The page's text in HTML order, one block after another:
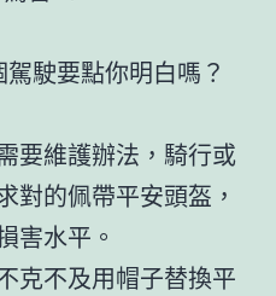
駛要點你明白嗎？
要維護辦法，騎行或
對的佩帶平安頭盔，
害水平。
克不及用帽子替換平